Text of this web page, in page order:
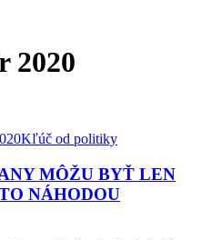
2020
Kľúč od politiky
MÔŽU BYŤ LEN
NÁHODOU